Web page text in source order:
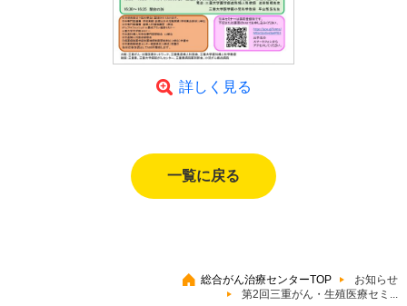
詳しく見る
一覧に戻る
総合がん治療センターTOP
お知らせ
第2回三重がん・生殖医療セミ...